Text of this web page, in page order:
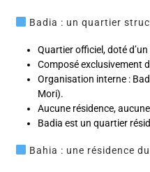
Badia : un quartier
Quartier officiel, doté
Composé exclusivement
Organisation interne :
Mori).
Aucune résidence,
Badia est un quartier
Bahia : une résidence